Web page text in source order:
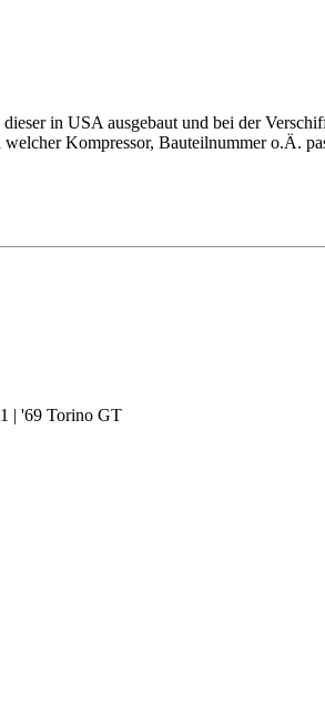
in USA ausgebaut und bei der
Kompressor, Bauteilnummer o.Ä.
| '69 Torino GT